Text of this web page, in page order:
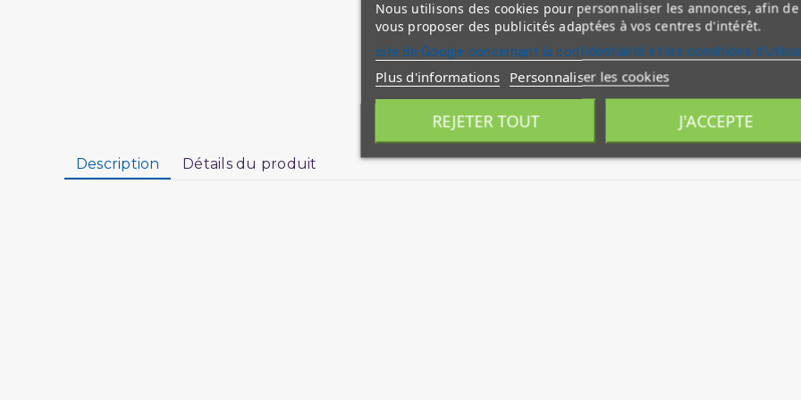
Description Détails du produit
Nous utilisons des cookies pour personnaliser les annonces, afin de
vous proposer des publicités adaptées à vos centres d'intérêt.
site de Google concernant la confidentialité et les conditions
Plus d'informations Personnaliser les cookies
REJETER TOUT J'ACCEPTE